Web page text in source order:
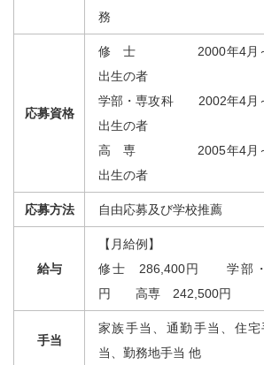
務
応募資格
修 士 2000年4月～
出生の者
学部・専攻科 2002年4月
出生の者
高 専 2005年4月～
出生の者
応募方法 自由応募及び学校推薦
給与
【月給例】
修士 286,400円 学部
円 高専 242,500円
手当
家族手当、通勤手当、住
当、勤務地手当 他